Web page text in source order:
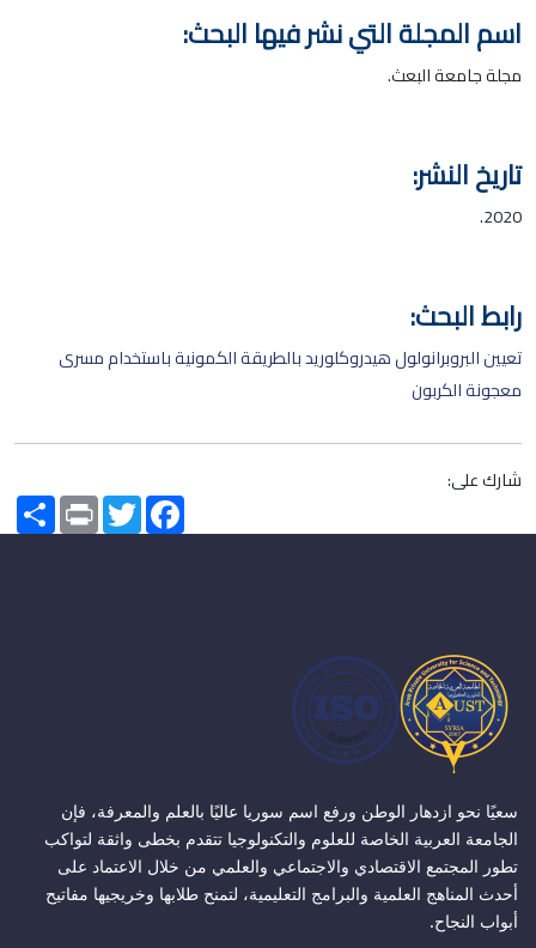
اسم المجلة التي نشر فيها البحث:
مجلة جامعة البعث.
تاريخ النشر:
2020.
رابط البحث:
تعيين البروبرانولول هيدروكلوريد بالطريقة الكمونية باستخدام مسرى
معجونة الكربون
شارك على:
Share PrintTwitterFacebook
سعيًا نحو ازدهار الوطن ورفع اسم سوريا عاليًا بالعلم والمعرفة، فإن
الجامعة العربية الخاصة للعلوم والتكنولوجيا تتقدم بخطى واثقة لتواكب
تطور المجتمع الاقتصادي والاجتماعي والعلمي من خلال الاعتماد على
أحدث المناهج العلمية والبرامج التعليمية، لتمنح طلابها وخريجيها مفاتيح
أبواب النجاح.